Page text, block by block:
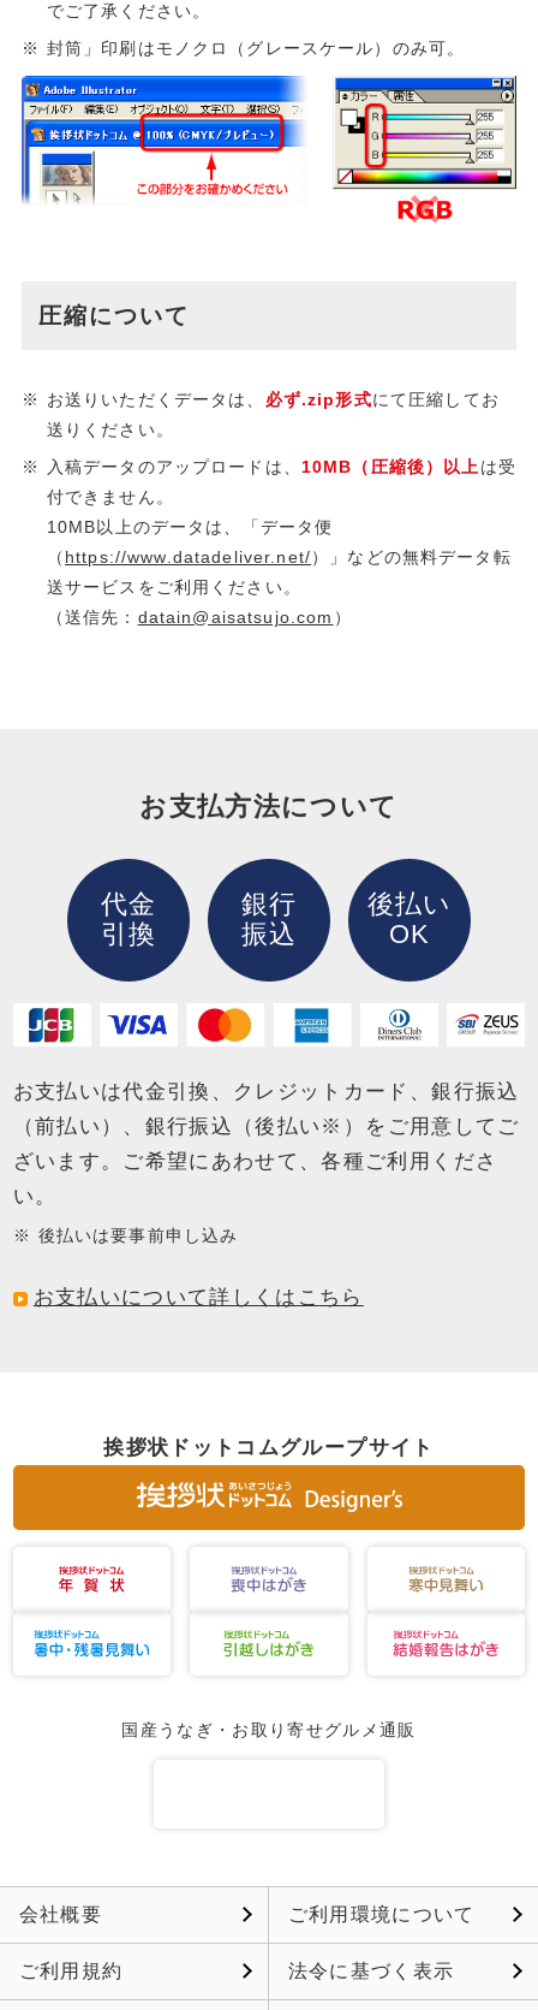
でご了承ください。
封筒」印刷はモノクロ（グレースケール）のみ可。
圧縮について
お送りいただくデータは、 必ず.zip形式にて圧縮してお
送りください。
入稿データのアップロードは、 10MB（圧縮後）以上 は受
付できません。
10MB以上のデータは、「データ便
（ https://www.datadeliver.net/）」などの無料データ転
送サービスをご利用ください。
（送信先： datain@aisatsujo.com ）
お支払方法について
お支払いは代金引換、クレジットカード、銀行振込
（前払い）、銀行振込（後払い※）を ご用意してご
ざいます。ご希望にあわせて、各種ご利用くださ
い。
後払いは要事前申し込み
お支払いについて詳しくはこちら
代金
引換
銀行
振込
後払い
OK
挨拶状ドットコムグループサイト
国産うなぎ・お取り寄せグルメ通販
会社概要 ご利用環境について
ご利用規約 法令に基づく表示